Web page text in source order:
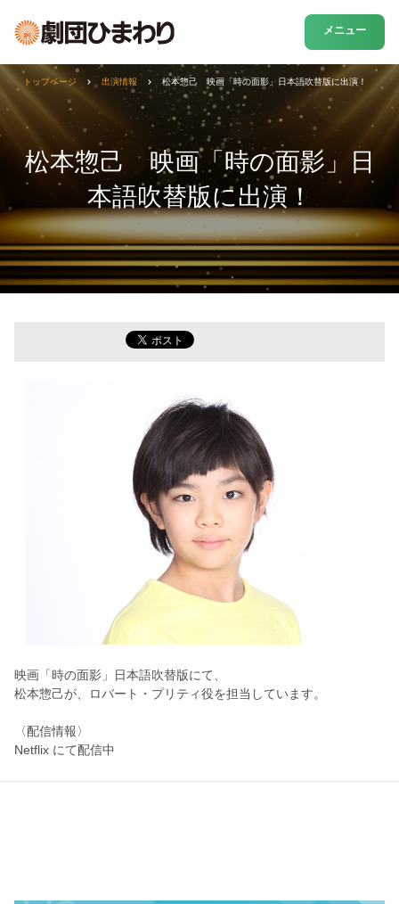
メニュー
松本惣己 映画「時の面影」日
本語吹替版に出演！
トップページ 出演情報 松本惣己 映画「時の面影」日本語吹替版に出演！
映画「時の面影」日本語吹替版にて、
松本惣己が、ロバート・プリティ役を担当しています。
〈配信情報〉
Netflix にて配信中